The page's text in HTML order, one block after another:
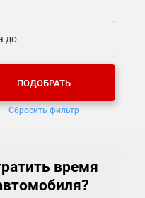
ПОДОБРАТЬ
Сбросить фильтр
время